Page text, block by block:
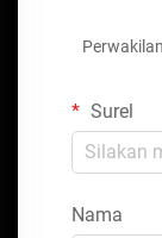
Surel
Nama